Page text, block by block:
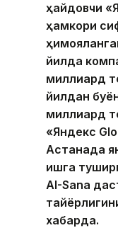
ҳайдовчи
ҳамкори
йилда
миллиард
йилдан
миллиард
«Яндекс
Астанада
ишга
AI-Sana
хабарда.